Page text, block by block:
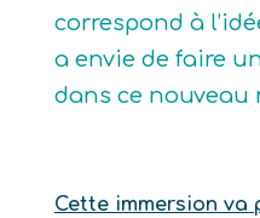
correspond à
a envie de faire
dans ce nouveau
Cette immersion